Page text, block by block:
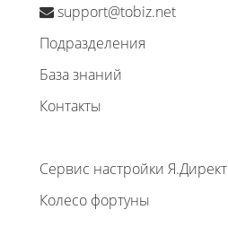
support@tobiz.net
Подразделения
База знаний
Контакты
Сервис настройки Я.Директ
Колесо фортуны